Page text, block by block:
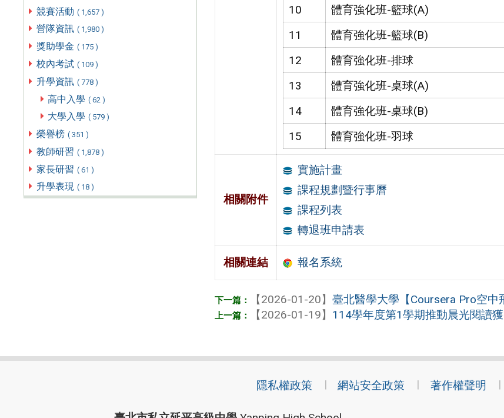
競賽活動 ( 1,657 )
營隊資訊 ( 1,980 )
獎助學金 ( 175 )
校內考試 ( 109 )
升學資訊 ( 778 )
高中入學 ( 62 )
大學入學 ( 579 )
榮譽榜 ( 351 )
教師研習 ( 1,878 )
家長研習 ( 61 )
升學表現 ( 18 )
10
體育強化班-籃球(A)
11
體育強化班-籃球(B)
12
體育強化班-排球
13
體育強化班-桌球(A)
14
體育強化班-桌球(B)
15
體育強化班-羽球
相關附件
實施計畫
課程規劃暨行事曆
課程列表
轉退班申請表
相關連結 報名系統
【2026-01-20】臺北醫學大學【Coursera Pro空中
【2026-01-19】 114學年度第1學期推動晨光閱讀
隱私權政策 網站安全政策 著作權聲明